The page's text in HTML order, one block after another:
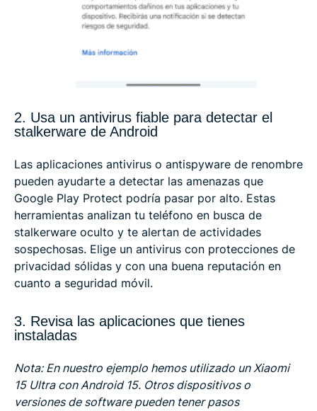
2. Usa un antivirus fiable para detectar el
stalkerware de Android
Las aplicaciones antivirus o antispyware de renombre
pueden ayudarte a detectar las amenazas que
Google Play Protect podría pasar por alto. Estas
herramientas analizan tu teléfono en busca de
stalkerware oculto y te alertan de actividades
sospechosas. Elige un antivirus con protecciones de
privacidad sólidas y con una buena reputación en
cuanto a seguridad móvil.
3. Revisa las aplicaciones que tienes
instaladas
Nota: En nuestro ejemplo hemos utilizado un Xiaomi
15 Ultra con Android 15. Otros dispositivos o
versiones de software pueden tener pasos